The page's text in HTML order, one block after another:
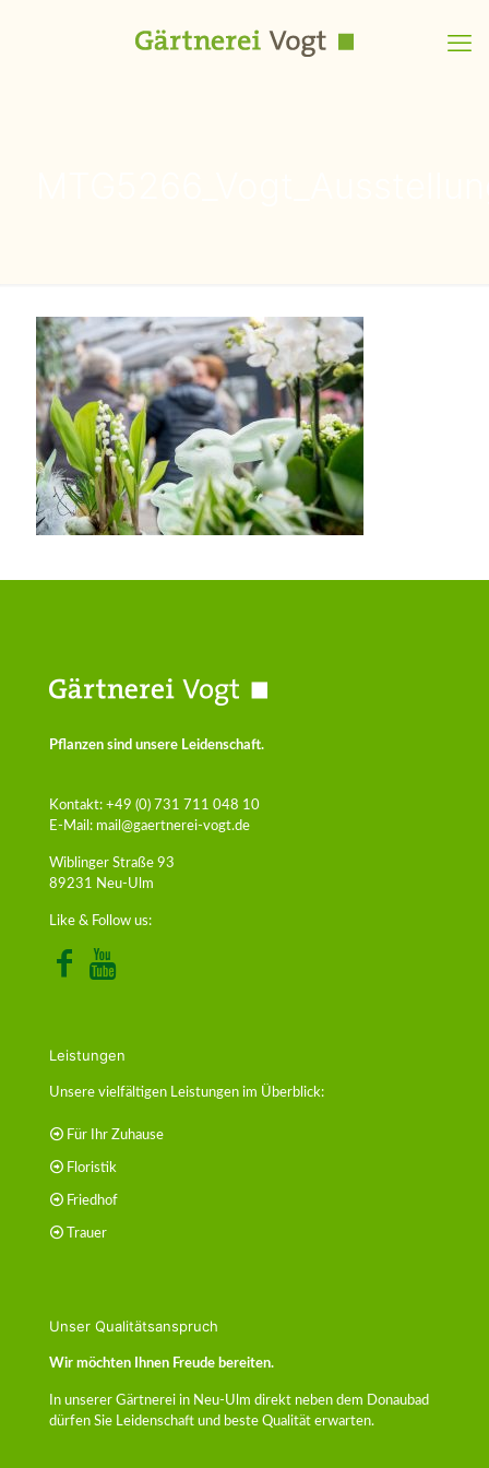
Pflanzen sind unsere Leidenschaft.
Kontakt: +49 (0) 731 711 048 10
E-Mail: mail@gaertnerei-vogt.de
Wiblinger Straße 93
89231 Neu-Ulm
Like & Follow us:
Leistungen
Unsere vielfältigen Leistungen im Überblick:
Für Ihr Zuhause
Floristik
Friedhof
Trauer
Unser Qualitätsanspruch
Wir möchten Ihnen Freude bereiten.
In unserer Gärtnerei in Neu-Ulm direkt neben dem Donaubad
dürfen Sie Leidenschaft und beste Qualität erwarten.